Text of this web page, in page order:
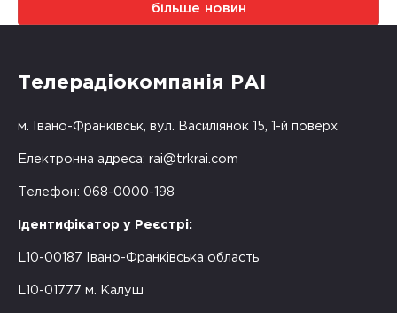
більше новин
Телерадіокомпанія РАІ
м. Івано-Франківськ, вул. Василіянок 15, 1-й поверх
Електронна адреса: rai@trkrai.com
Телефон: 068-0000-198
Ідентифікатор у Реєстрі:
L10-00187 Івано-Франківська область
L10-01777 м. Калуш